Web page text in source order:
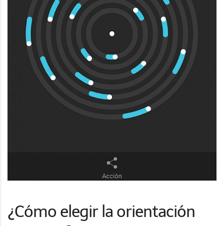
¿Cómo elegir la orientación